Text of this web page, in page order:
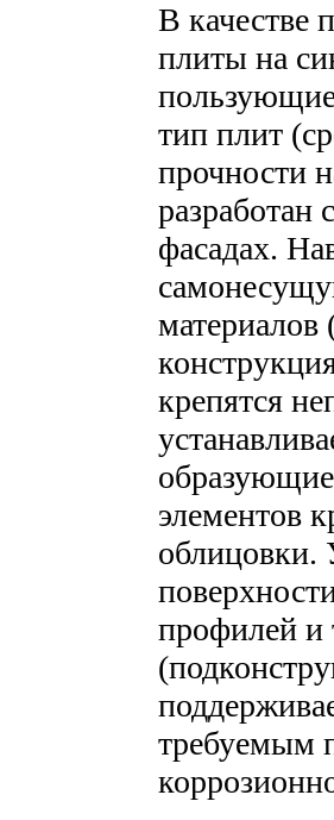
В качестве
плиты на
тип плит
прочности
разработан
фасадах.
крепятся
элементов
облицовки.
профилей и
требуемым